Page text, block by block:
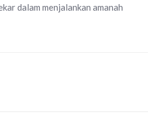
dalam menjalankan amanah